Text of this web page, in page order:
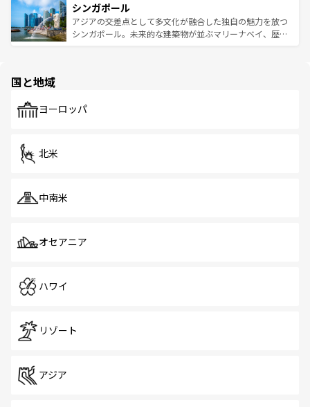
参照してほしい。
激する。気候は一年中温暖で、どの季節にも異なる楽しみ
が待っている。親しみやすいタイの人々、仏教を中心とし
た文化、そして多様な観光資源が、訪れる旅人を魅了し続
み、どこを訪れても感動するはず。観光スポットが密集し
ており、効率よく見どころを回れるのも魅力。息をのむよ
うな絶景から文化的な体験まで、香港を存分に楽しみ尽く
シンガポール
アジアの交差点として多文化が融合した独自の魅力を放つ
シンガポール。未来的な建築物が並ぶマリーナベイ、歴史
で、ホーカーズは地元の風情を楽しめる外せないスポット
国と地域
ヨーロッパ
北米
中南米
オセアニア
ハワイ
リゾート
アジア